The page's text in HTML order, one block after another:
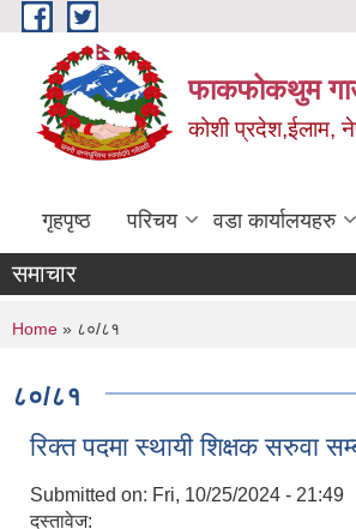
Skip to main content
फाकफोकथुम
कोशी प्रदेश,ईलाम,
गृहपृष्ठ परिचय वडा कार्यालयहरु
समाचार
You are here
Home » ८०/८१
८०/८१
रिक्त पदमा स्थायी शिक्षक सरुवा
Submitted on: Fri, 10/25/2024 - 21:49
दस्तावेज: